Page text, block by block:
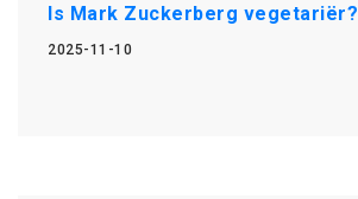
Is Mark Zuckerberg vegetariër?
2025-11-10